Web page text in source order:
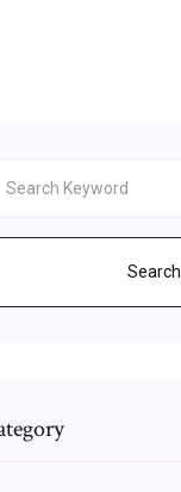
Search